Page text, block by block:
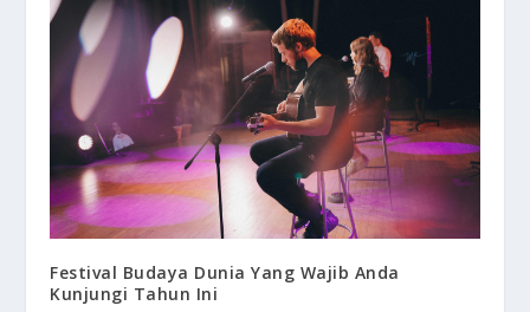
Festival Budaya Dunia Yang Wajib Anda
Kunjungi Tahun Ini